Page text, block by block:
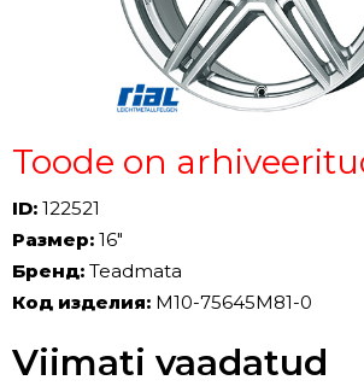
Toode on
ID: 122521
Размер: 16"
Бренд: Teadmata
Код изделия: M10-75645M81-0
Viimati vaadatud